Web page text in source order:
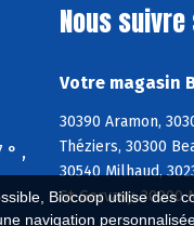
Biocoop utilise des
navigation
° ,
Nous
Votre magasin
30390 Aramon,
Théziers, 30300
30540 Milhaud,
St-Gervasy, 30000